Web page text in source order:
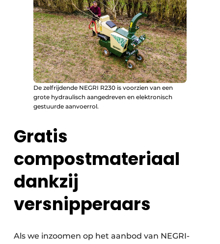
De zelfrijdende NEGRI R230 is voorzien van een
grote hydraulisch aangedreven en elektronisch
gestuurde aanvoerrol.
Gratis
compostmateriaal
dankzij
versnipperaars
Als we inzoomen op het aanbod van NEGRI-